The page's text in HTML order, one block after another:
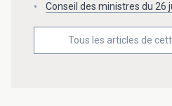
Conseil des ministres du 26
Tous les articles de